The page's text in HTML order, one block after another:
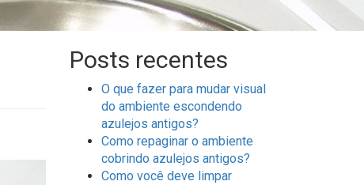
Posts recentes
O que fazer para mudar visual
do ambiente escondendo
azulejos antigos?
Como repaginar o ambiente
cobrindo azulejos antigos?
Como você deve limpar